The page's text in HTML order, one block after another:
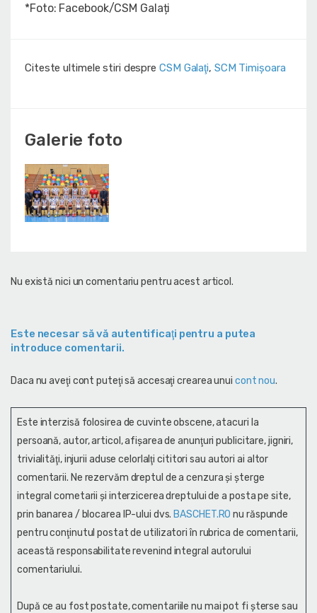
*Foto: Facebook/CSM Galați
Citeste ultimele stiri despre CSM Galaţi, SCM Timișoara
Galerie foto
Nu există nici un comentariu pentru acest articol.
Este necesar să vă autentificaţi pentru a putea
introduce comentarii.
Daca nu aveţi cont puteţi să accesaţi crearea unui cont nou.
Este interzisă folosirea de cuvinte obscene, atacuri la
persoană, autor, articol, afişarea de anunţuri publicitare, jigniri,
trivialităţi, injurii aduse celorlalţi cititori sau autori ai altor
comentarii. Ne rezervăm dreptul de a cenzura și şterge
integral cometarii și interzicerea dreptului de a posta pe site,
prin banarea / blocarea IP-ului dvs. BASCHET.RO nu răspunde
pentru conţinutul postat de utilizatori în rubrica de comentarii,
această responsabilitate revenind integral autorului
comentariului.
După ce au fost postate, comentariile nu mai pot fi șterse sau